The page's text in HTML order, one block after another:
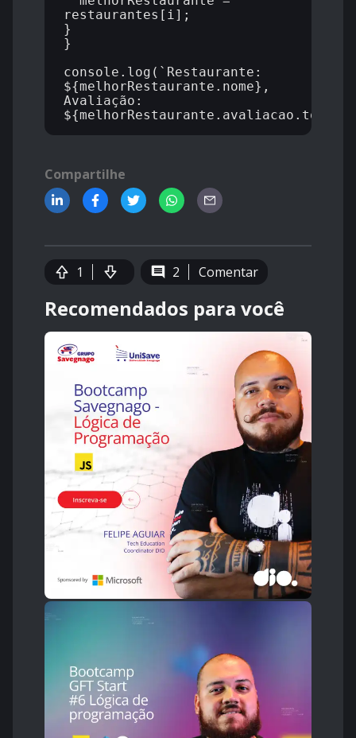
restaurantes[i];
}
}
console.log(`Restaurante:
${melhorRestaurante.nome},
Avaliação:
Compartilhe
1 2 Comentar
Recomendados para você